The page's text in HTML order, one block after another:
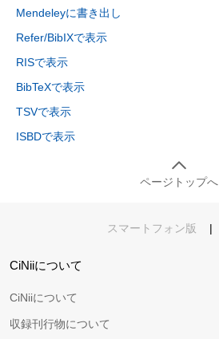
Mendeleyに書き出し
Refer/BibIXで表示
RISで表示
BibTeXで表示
TSVで表示
ISBDで表示
ページトップへ
スマートフォン版 |
CiNiiについて
CiNiiについて
収録刊行物について